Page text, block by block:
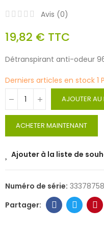
Avis (0)
19,82 € TTC
Détranspirant anti-odeur
Derniers articles en stock 1
AJOUTER AU
ACHETER MAINTENANT
Ajouter à la liste de
Numéro de série: